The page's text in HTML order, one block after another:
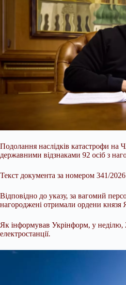
Подолання наслідків катастрофи на
державними відзнаками 92 осіб з
Текст документа за номером 341/
Відповідно до указу, за вагомий
нагороджені отримали ордени князя
Як інформував Укрінформ, у неділю,
електростанції.